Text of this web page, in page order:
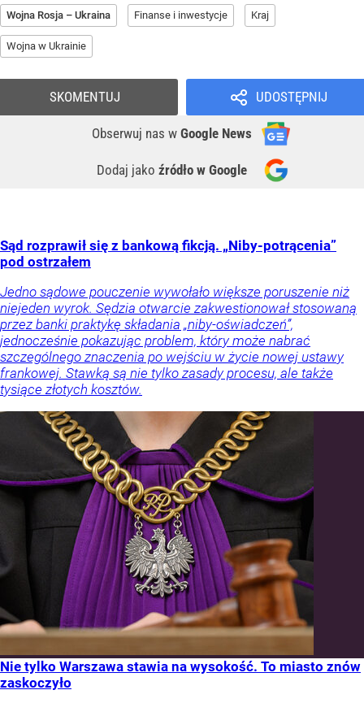
Wojna Rosja – Ukraina Finanse i inwestycje Kraj
Wojna w Ukrainie
UDOSTĘPNIJ
Obserwuj nas w Google News
Dodaj jako źródło w Google
SKOMENTUJ
Sąd rozprawił się z bankową fikcją. „Niby-potrącenia”
pod ostrzałem
Jedno sądowe pouczenie wywołało większe poruszenie niż
niejeden wyrok. Sędzia otwarcie zakwestionował stosowaną
przez banki praktykę składania „niby-oświadczeń”,
jednocześnie pokazując problem, który może nabrać
szczególnego znaczenia po wejściu w życie nowej ustawy
frankowej. Stawką są nie tylko zasady procesu, ale także
tysiące złotych kosztów.
Nie tylko Warszawa stawia na wysokość. To miasto znów
zaskoczyło